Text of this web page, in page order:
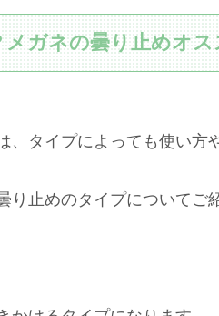
メガネの曇り止めオ
、タイプによっても使い方
り止めのタイプについてご